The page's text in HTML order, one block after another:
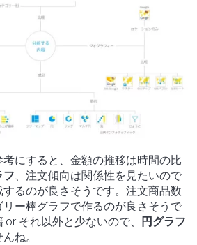
にすると、金額の推移は時間の比
フ、注文傾向は関係性を見たいので
するのが良さそうです。 注文商品数
ー棒グラフで作るのが良さそうで
or それ以外と少ないので、
円グラフ
ね。